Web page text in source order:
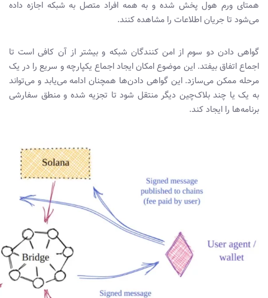
همتای ورم هول پخش شده و به همه افراد متصل به شبکه اجازه داده
می‌شود تا جریان اطلاعات را مشاهده کنند.
گواهی دادن دو سوم از امن کنندگان شبکه و بیشتر از آن کافی است تا
اجماع اتفاق بیفتد. این موضوع امکان ایجاد اجماع یکپارچه و سریع را در یک
مرحله ممکن می‌سازد. این گواهی‌ دادن‌ها همچنان ادامه می‌یابد و می‌تواند
به یک یا چند بلاک‌چین دیگر منتقل شود تا تجزیه شده و منطق سفارشی
برنامه‌ها را ایجاد کند.